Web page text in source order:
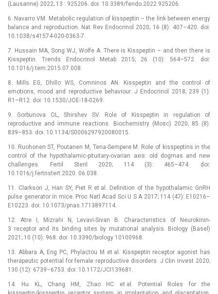
(Lausanne) 2022; 13 : 925206. doi: 10.3389/fendo.2022.925206.
6. Navarro VM. Metabolic regulation of kisspeptin –⁠ the link between energy
balance and reproduction. Nat Rev Endocrinol 2020; 16 (8): 407–420. doi:
10.1038/s41574-020-0363-7.
7. Hussain MA, Song WJ, Wolfe A. There is Kisspeptin –⁠ and then there is
Kisspeptin. Trends Endocrinol Metab 2015; 26 (10): 564–572. doi:
10.1016/j.tem.2015.07.008.
8. Mills EG, Dhillo WS, Comninos AN. Kisspeptin and the control of
emotions, mood and reproductive behaviour. J Endocrinol 2018; 239 (1):
R1–R12. doi: 10.1530/JOE-18-0269.
9. Gorbunova OL, Shirshev SV. Role of Kisspeptin in regulation of
reproductive and immune reactions. Biochemistry (Mosc) 2020; 85 (8):
839–853. doi: 10.1134/S0006297920080015.
10. Ruohonen ST, Poutanen M, Tena-Sempere M. Role of kisspeptins in the
control of the hypothalamic-pituitary-ovarian axis: old dogmas and new
challenges. Fertil Steril 2020; 114 (3): 465–474. doi:
10.1016/j.fertnstert.2020. 06.038.
11. Clarkson J, Han SY, Piet R et al. Definition of the hypothalamic GnRH
pulse generator in mice. Proc Natl Acad Sci U S A 2017; 114 (47): E10216–
E10223. doi: 10.1073/pnas.1713897114.
12. Atre I, Mizrahi N, Levavi-Sivan B. Characteristics of Neurokinin-
3 receptor and its binding sites by mutational analysis. Biology (Basel)
2021; 10 (10): 968. doi: 10.3390/biology 10100968.
13. Abbara A, Eng PC, Phylactou M et al. Kisspeptin receptor agonist has
therapeutic potential for female reproductive disorders. J Clin Invest 2020;
130 (12): 6739–6753. doi: 10.1172/JCI139681.
14. Hu KL, Chang HM, Zhao HC et al. Potential Roles for the